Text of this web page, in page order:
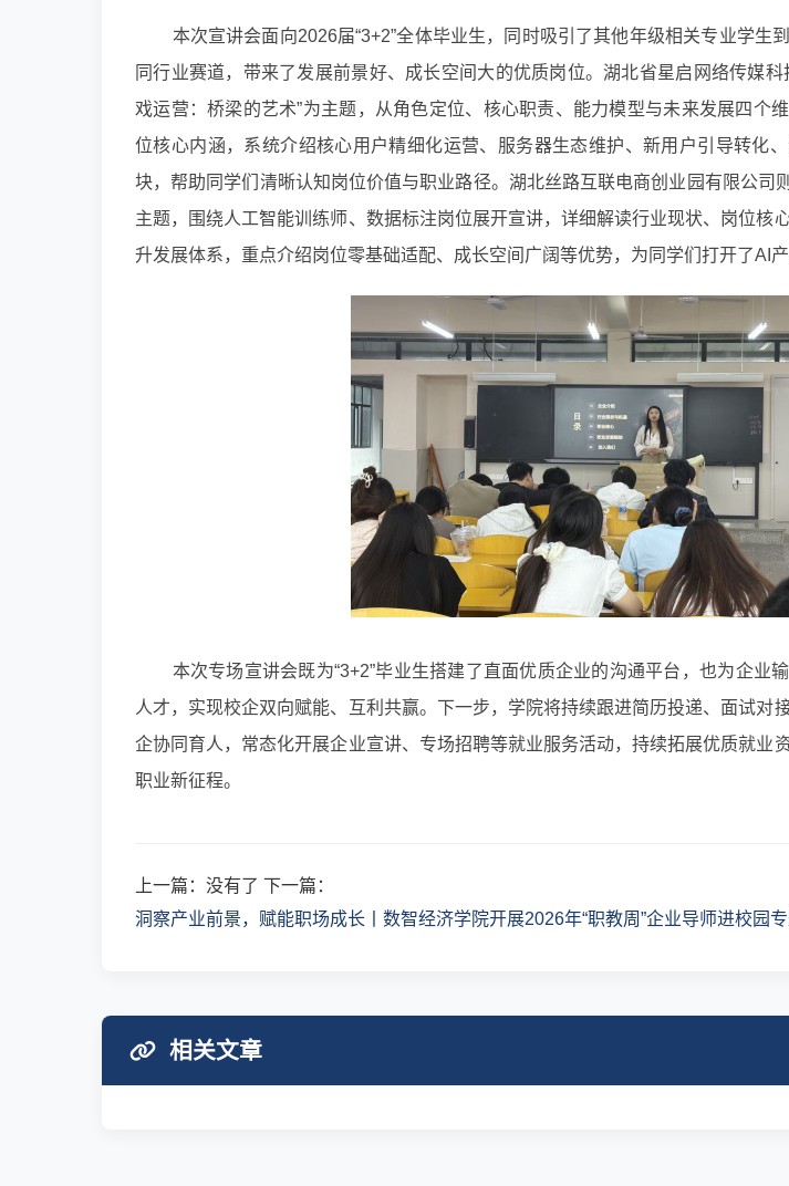
本次宣讲会面向2026届“3+2”全体毕业生，同时吸引了其他年级相关专业学生
同行业赛道，带来了发展前景好、成长空间大的优质岗位。湖北省星启网络传媒科
戏运营：桥梁的艺术”为主题，从角色定位、核心职责、能力模型与未来发展四个
位核心内涵，系统介绍核心用户精细化运营、服务器生态维护、新用户引导转化
块，帮助同学们清晰认知岗位价值与职业路径。湖北丝路互联电商创业园有限公司
主题，围绕人工智能训练师、数据标注岗位展开宣讲，详细解读行业现状、岗位核
升发展体系，重点介绍岗位零基础适配、成长空间广阔等优势，为同学们打开了AI产
本次专场宣讲会既为“3+2”毕业生搭建了直面优质企业的沟通平台，也为企业
人才，实现校企双向赋能、互利共赢。下一步，学院将持续跟进简历投递、面试对
企协同育人，常态化开展企业宣讲、专场招聘等就业服务活动，持续拓展优质就业
职业新征程。
上一篇：没有了 下一篇：
洞察产业前景，赋能职场成长丨数智经济学院开展2026年“职教周”企业导师进校园
相关文章